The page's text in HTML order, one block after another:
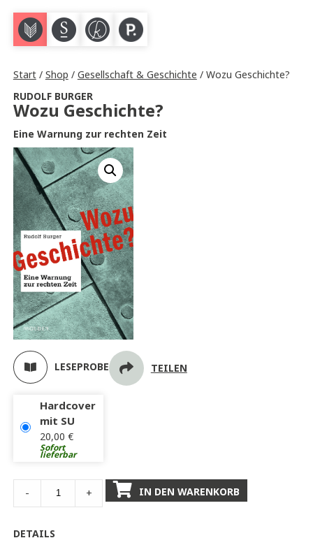
M S K P
Start/ Shop / Gesellschaft & Geschichte / Wozu Geschichte?
RUDOLF BURGER
Wozu Geschichte?
Eine Warnung zur rechten Zeit
LESEPROBE TEILEN
Hardcover
mit SU
20,00 €
Sofort
lieferbar
- + IN DEN WARENKORB
DETAILS